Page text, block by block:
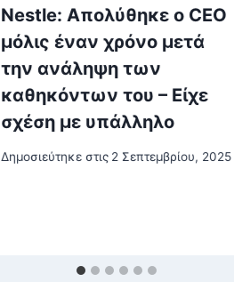
Nestle: Απολύθηκε ο CEO
μόλις έναν χρόνο μετά
την ανάληψη των
καθηκόντων του – Είχε
σχέση με υπάλληλο
Δημοσιεύτηκε στις 2 Σεπτεμβρίου, 2025